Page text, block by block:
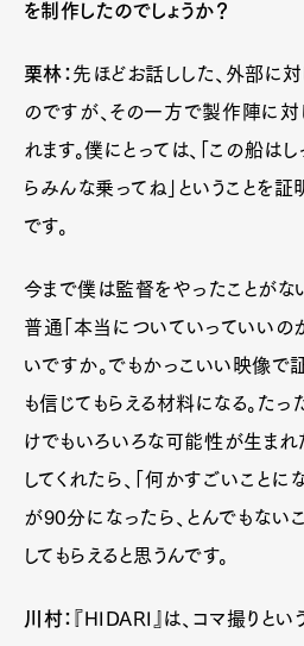
を制作したのでしょうか？
栗林：先ほどお話しした、外部に
のですが、その一方で製作陣に対
れます。僕にとっては、「この船は
らみんな乗ってね」ということを
です。
今まで僕は監督をやったことがな
普通「本当についていっていいの
いですか。でもかっこいい映像で
も信じてもらえる材料になる。た
けでもいろいろな可能性が生まれ
してくれたら、「何かすごいことに
が90分になったら、とんでもない
してもらえると思うんです。
川村： 『HIDARI』は、コマ撮りと